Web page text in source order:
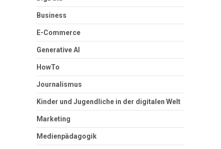
Business
E-Commerce
Generative AI
HowTo
Journalismus
Kinder und Jugendliche in der digitalen Welt
Marketing
Medienpädagogik